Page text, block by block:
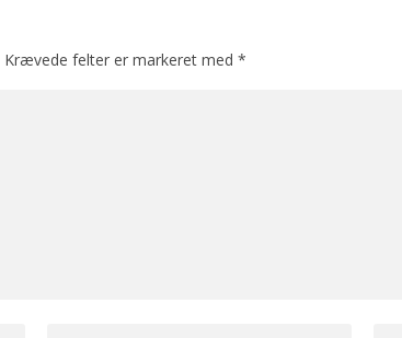
Krævede felter er markeret med*